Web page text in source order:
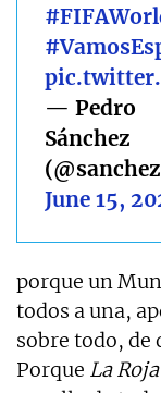
— Pedro
Sánchez
June 15,
porque un
todos a una,
sobre todo, de
Porque La Roja